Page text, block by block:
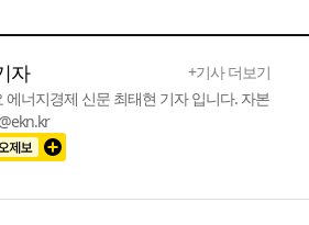
자
+기사 더보기
에너지경제 신문 최태현 기자 입니다. 자본